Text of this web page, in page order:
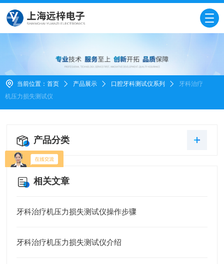
当前位置： 首页 产品展示 口腔牙科测试仪系列
牙科治疗
机压力损失测试仪
产品分类
相关文章
牙科治疗机压力损失测试仪操作步骤
牙科治疗机压力损失测试仪介绍